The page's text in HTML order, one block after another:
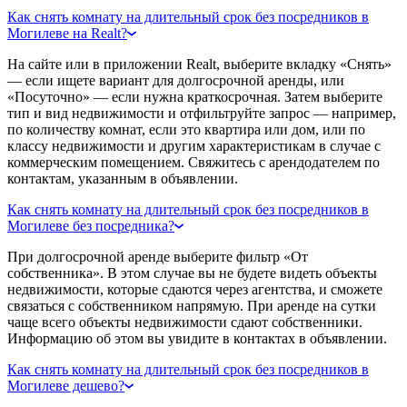
Как снять комнату на длительный срок без посредников в
Могилеве на Realt?
На сайте или в приложении Realt, выберите вкладку «Снять»
— если ищете вариант для долгосрочной аренды, или
«Посуточно» — если нужна краткосрочная. Затем выберите
тип и вид недвижимости и отфильтруйте запрос — например,
по количеству комнат, если это квартира или дом, или по
классу недвижимости и другим характеристикам в случае с
коммерческим помещением. Свяжитесь с арендодателем по
контактам, указанным в объявлении.
Как снять комнату на длительный срок без посредников в
Могилеве без посредника?
При долгосрочной аренде выберите фильтр «От
собственника». В этом случае вы не будете видеть объекты
недвижимости, которые сдаются через агентства, и сможете
связаться с собственником напрямую. При аренде на сутки
чаще всего объекты недвижимости сдают собственники.
Информацию об этом вы увидите в контактах в объявлении.
Как снять комнату на длительный срок без посредников в
Могилеве дешево?